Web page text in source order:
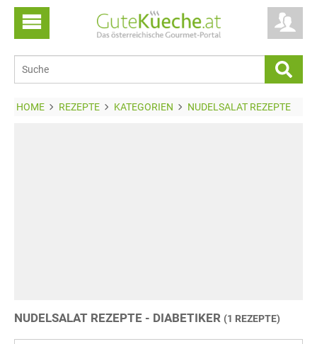
HOME REZEPTE KATEGORIEN NUDELSALAT REZEPTE
NUDELSALAT REZEPTE - DIABETIKER (1 REZEPTE)